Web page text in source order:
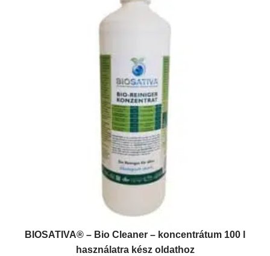
BIOSATIVA® – Bio Cleaner – koncentrátum 100 l
használatra kész oldathoz